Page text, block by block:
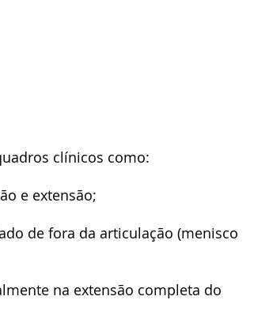
clínicos como:
e extensão;
de fora da articulação (menisco
na extensão completa do